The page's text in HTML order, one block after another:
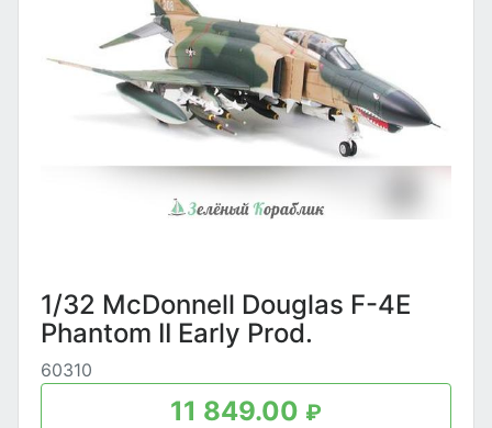
1/32 McDonnell Douglas F-4E
Phantom II Early Prod.
60310
11 849.00 ₽